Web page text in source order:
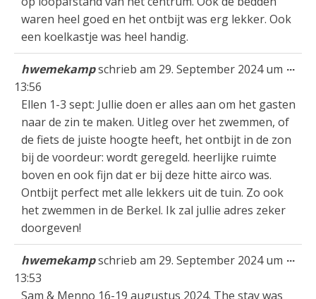
waren heel goed en het ontbijt was erg lekker. Ook
een koelkastje was heel handig.
hwemekampschrieb am 29. September 2024 um
13:56
Ellen 1-3 sept: Jullie doen er alles aan om het gasten
naar de zin te maken. Uitleg over het zwemmen, of
de fiets de juiste hoogte heeft, het ontbijt in de zon
bij de voordeur: wordt geregeld. heerlijke ruimte
boven en ook fijn dat er bij deze hitte airco was.
Ontbijt perfect met alle lekkers uit de tuin. Zo ook
het zwemmen in de Berkel. Ik zal jullie adres zeker
doorgeven!
...
hwemekampschrieb am 29. September 2024 um
13:53
Sam & Menno 16-19 augustus 2024. The stay was
...